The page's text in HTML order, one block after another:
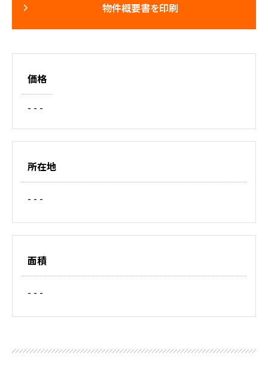
物件概要書を印刷
価格
- - -
所在地
- - -
面積
- - -